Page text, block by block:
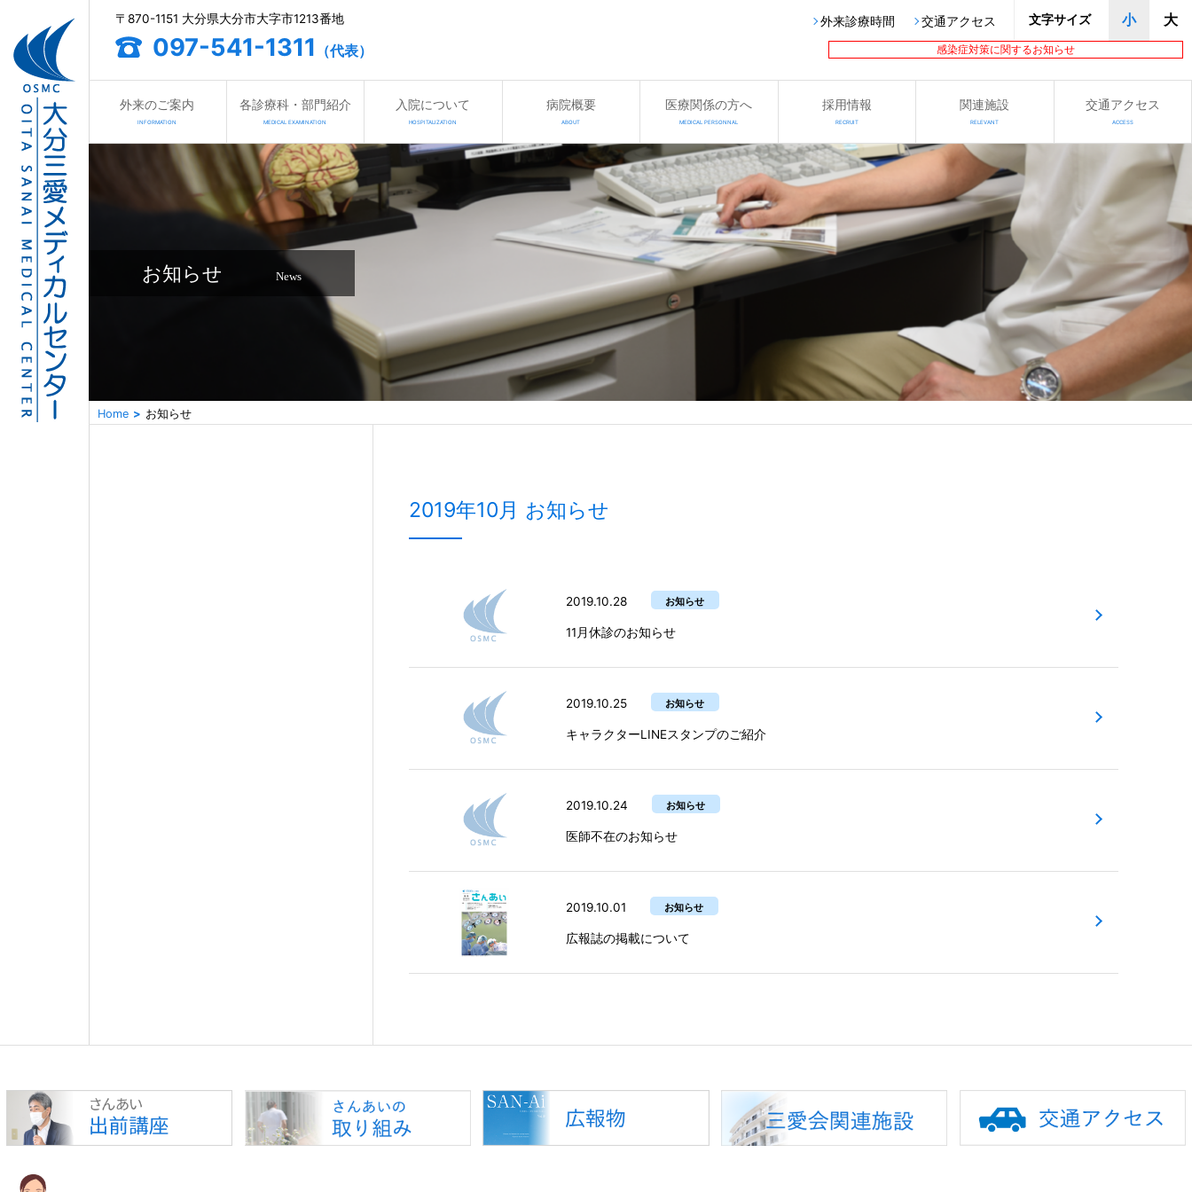
感染症対策に関するお知らせ
〒870-1151 大分県大分市大字市1213番地
097-541-1311 （代表）
外来診療時間 交通アクセス 文字サイズ 小 大
外来のご案内
INFORMATION
各診療科・部門紹介
MEDICAL EXAMINATION
入院について
HOSPITALIZATION
病院概要
ABOUT
医療関係の方へ
MEDICAL PERSONNAL
採用情報
RECRUIT
関連施設
RELEVANT
交通アクセス
ACCESS
お知らせ News
Home お知らせ
2019年10月 お知らせ
2019.10.28 お知らせ
11月休診のお知らせ
2019.10.25 お知らせ
キャラクターLINEスタンプのご紹介
2019.10.24 お知らせ
医師不在のお知らせ
2019.10.01 お知らせ
広報誌の掲載について